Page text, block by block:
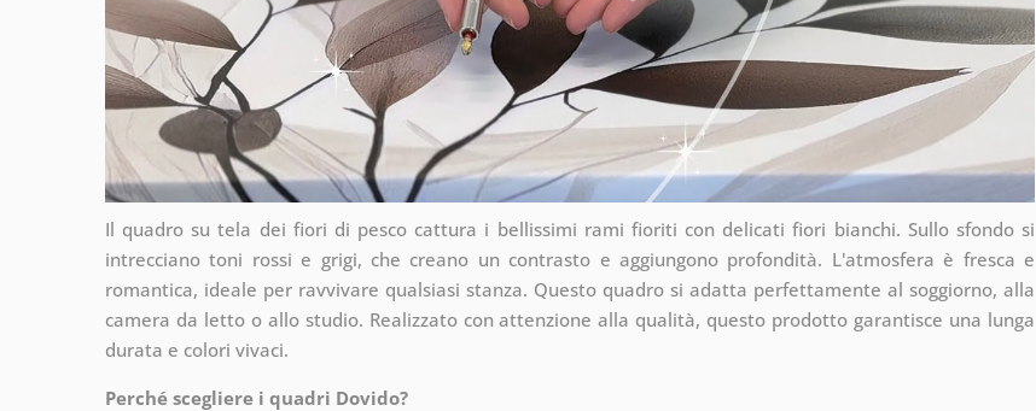
Il quadro su tela dei fiori di pesco cattura i bellissimi rami fioriti con delicati fiori bianchi. Sullo sfondo si
intrecciano toni rossi e grigi, che creano un contrasto e aggiungono profondità. L'atmosfera è fresca e
romantica, ideale per ravvivare qualsiasi stanza. Questo quadro si adatta perfettamente al soggiorno, alla
camera da letto o allo studio. Realizzato con attenzione alla qualità, questo prodotto garantisce una lunga
durata e colori vivaci.
Perché scegliere i quadri Dovido?